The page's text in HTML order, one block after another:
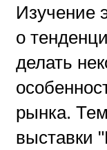
Изучение
о
делать
рынка.
выставки